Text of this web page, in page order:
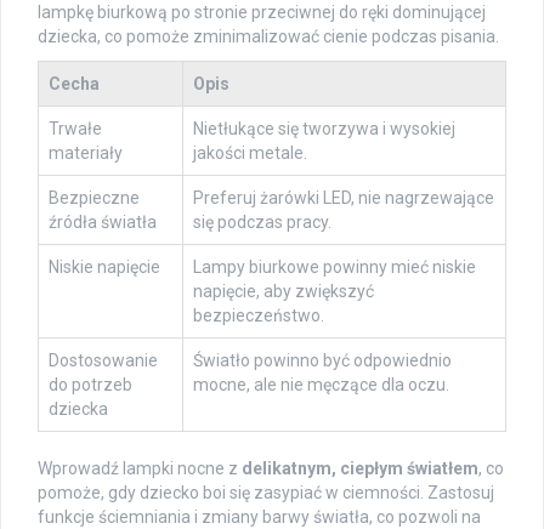
lampkę biurkową po stronie przeciwnej do ręki dominującej
dziecka, co pomoże zminimalizować cienie podczas pisania.
Cecha Opis
Trwałe
materiały
Nietłukące się tworzywa i wysokiej
jakości metale.
Bezpieczne
źródła światła
Preferuj żarówki LED, nie nagrzewające
się podczas pracy.
Niskie napięcie
Lampy biurkowe powinny mieć niskie
napięcie, aby zwiększyć
bezpieczeństwo.
Dostosowanie
do potrzeb
dziecka
Światło powinno być odpowiednio
mocne, ale nie męczące dla oczu.
Wprowadź lampki nocne z delikatnym, ciepłym światłem, co
pomoże, gdy dziecko boi się zasypiać w ciemności. Zastosuj
funkcje ściemniania i zmiany barwy światła, co pozwoli na